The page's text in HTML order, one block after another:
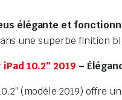
élégante et
une superbe finition
10.2″ 2019 –
(modèle 2019) offre